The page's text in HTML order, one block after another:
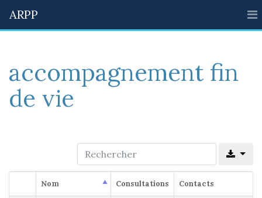
ARPP
accompagnement fin
de vie
Nom Consultations Contacts